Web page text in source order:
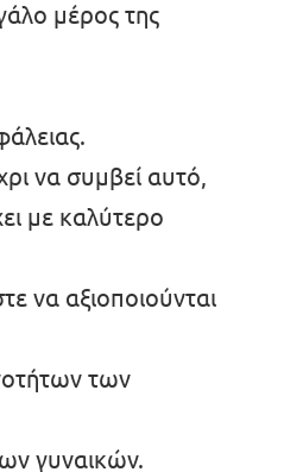
μέρος της
να συμβεί αυτό,
με καλύτερο
να αξιοποιούνται
των
γυναικών.